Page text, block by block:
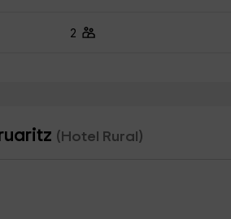
2
(Hotel Rural)